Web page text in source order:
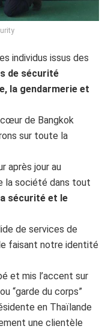
individus issus des
de sécurité
la gendarmerie et
de Bangkok
sur toute la
après jour au
la société dans tout
sécurité et le
de services de
faisant notre identité
et mis l’accent sur
“garde du corps”
en Thaïlande
une clientèle